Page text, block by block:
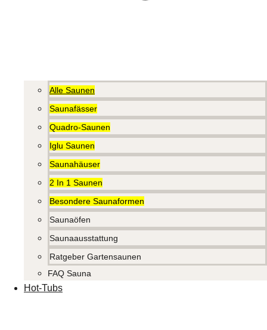
Alle Saunen
Saunafässer
Quadro-Saunen
Iglu Saunen
Saunahäuser
2 In 1 Saunen
Besondere Saunaformen
Saunaöfen
Saunaausstattung
Ratgeber Gartensaunen
FAQ Sauna
Hot-Tubs